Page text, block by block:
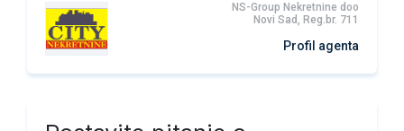
NS-Group Nekretnine doo
Novi Sad, Reg.br. 711
Profil agenta